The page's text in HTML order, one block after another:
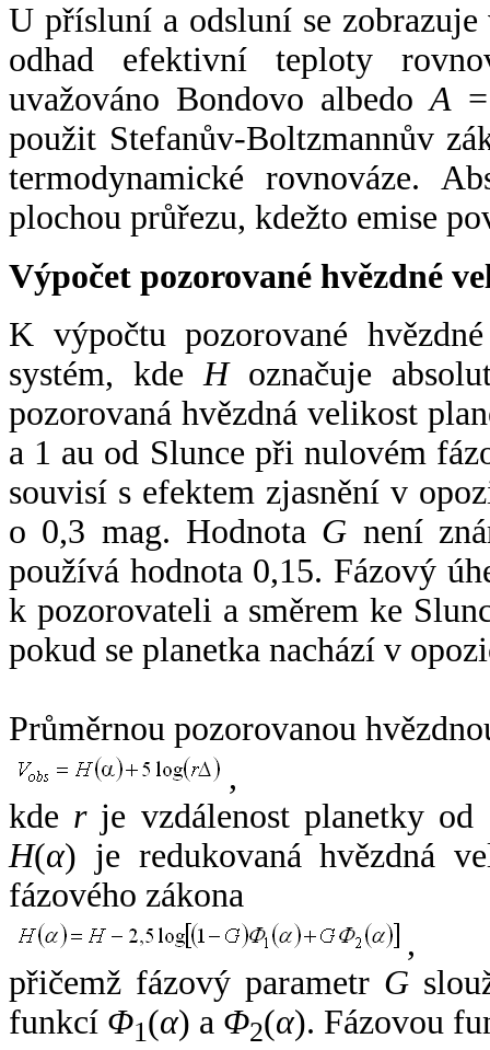
U přísluní a odsluní se
odhad efektivní teploty
uvažováno Bondovo albedoA
použit Stefanův-Boltzmannův
termodynamické rovnováze.
plochou průřezu, kdežto emise
Výpočet pozorované hvězdné
K výpočtu pozorované
systém, kde Hoznačuje
pozorovaná hvězdná velikost
a 1 au od Slunce při nulovém
souvisí s efektem zjasnění v
o 0,3 mag. Hodnota G není
používá hodnota 0,15. Fázový
k pozorovateli a směrem ke
pokud se planetka nachází v
Průměrnou pozorovanou
,
kde rje vzdálenost planetky od
H(α) je redukovaná hvězdná
fázového zákona
,
přičemž fázový parametr G
funkcí Φ1(α) a Φ2(α). Fázovou